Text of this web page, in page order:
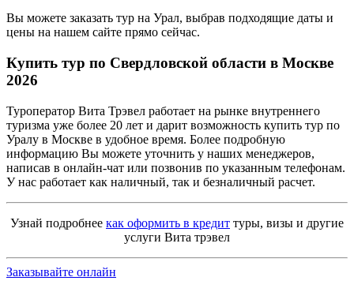
Вы можете заказать тур на Урал, выбрав подходящие даты и
цены на нашем сайте прямо сейчас.
Купить тур по Свердловской области в Москве
2026
Туроператор Вита Трэвел работает на рынке внутреннего
туризма уже более 20 лет и дарит возможность купить тур по
Уралу в Москве в удобное время. Более подробную
информацию Вы можете уточнить у наших менеджеров,
написав в онлайн-чат или позвонив по указанным телефонам.
У нас работает как наличный, так и безналичный расчет.
Узнай подробнее как оформить в кредит туры, визы и другие
услуги Вита трэвел
Заказывайте онлайн